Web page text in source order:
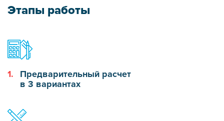
Этапы работы
1.
Предварительный расчет
в 3 вариантах